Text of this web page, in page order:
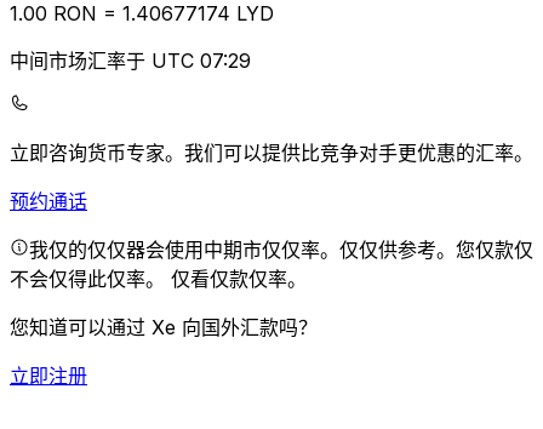
1.00 RON = 1.40677174 LYD
中间市场汇率于 UTC 07:29
立即咨询货币专家。 我们可以提供比竞争对手更优惠的汇率。
预约通话
我仅的仅仅器会使用中期市仅仅率。仅仅供参考。您仅款仅
不会仅得此仅率。 仅看仅款仅率。
您知道可以通过 Xe 向国外汇款吗？
立即注册